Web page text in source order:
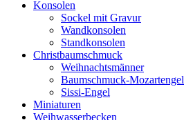
Konsolen
Sockel mit Gravur
Wandkonsolen
Standkonsolen
Christbaumschmuck
Weihnachtsmänner
Baumschmuck-Mozartengel
Sissi-Engel
Miniaturen
Weihwasserbecken